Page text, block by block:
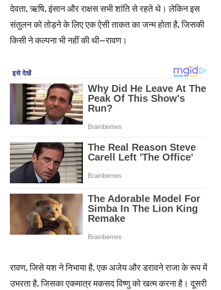
देवता, ऋषि, इंसान और राक्षस सभी शांति से रहते थे। लेकिन इस
संतुलन को तोड़ने के लिए एक ऐसी ताकत का जन्म होता है, जिसकी
किसी ने कल्पना भी नहीं की थी—रावण।
रावण, जिसे यश ने निभाया है, एक अजेय और डरावने राजा के रूप में
उभरता है, जिसका एकमात्र मकसद विष्णु को खत्म करना है। दूसरी